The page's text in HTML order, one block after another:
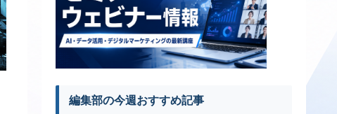
編集部の今週おすすめ記事